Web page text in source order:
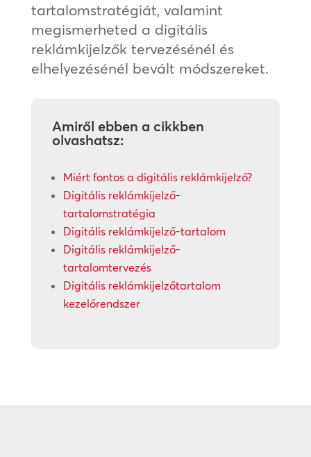
tartalomstratégiát, valamint
megismerheted a digitális
reklámkijelzők tervezésénél és
elhelyezésénél bevált módszereket.
Amiről ebben a cikkben
olvashatsz:
Miért fontos a digitális reklámkijelző?
Digitális reklámkijelző-
tartalomstratégia
Digitális reklámkijelző-tartalom
Digitális reklámkijelző-
tartalomtervezés
Digitális reklámkijelzőtartalom
kezelőrendszer